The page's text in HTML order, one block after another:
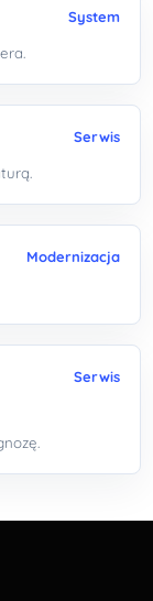
System
Serwis
Modernizacja
Serwis